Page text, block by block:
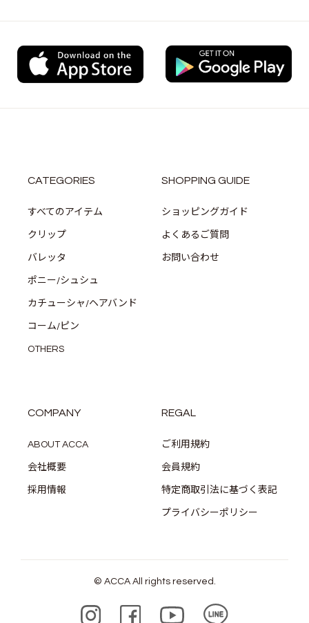
CATEGORIES
すべてのアイテム
クリップ
バレッタ
ポニー/シュシュ
カチューシャ/ヘアバンド
コーム/ピン
OTHERS
SHOPPING GUIDE
ショッピングガイド
よくあるご質問
お問い合わせ
COMPANY
ABOUT ACCA
会社概要
採用情報
REGAL
ご利用規約
会員規約
特定商取引法に基づく表記
プライバシーポリシー
© ACCA All rights reserved.